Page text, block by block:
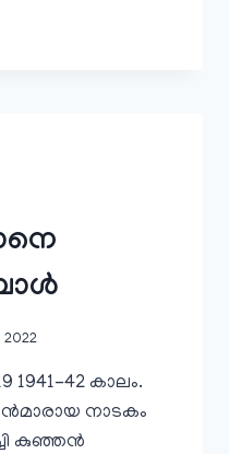
1941-42 കാലം.
നാടകം
കുഞ്ഞൻ